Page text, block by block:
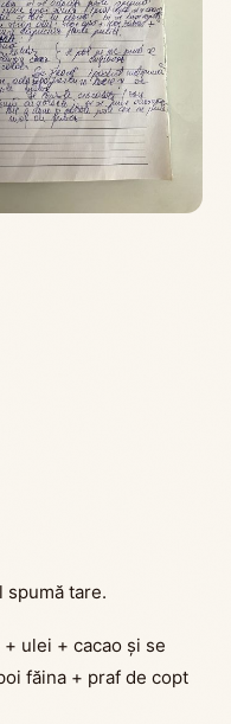
spumă tare.
ulei + cacao și se
făina + praf de copt